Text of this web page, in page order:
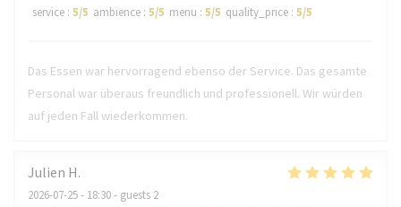
service : 5/5 ambience : 5/5 menu : 5/5 quality_price : 5/5
Das Essen war hervorragend ebenso der Service. Das gesamte
Personal war überaus freundlich und professionell. Wir würden
auf jeden Fall wiederkommen.
Julien H
2026-07-25- 18:30 - guests 2